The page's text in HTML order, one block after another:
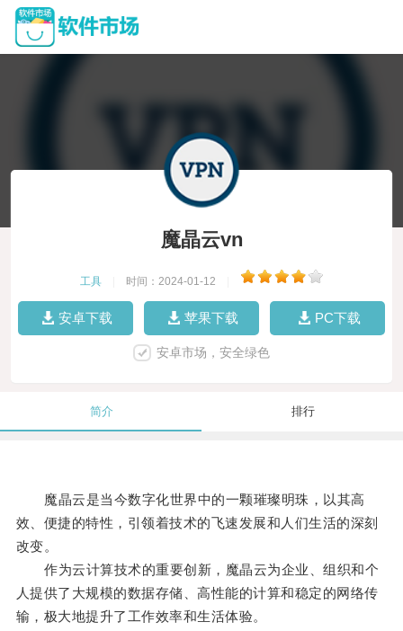
魔晶云vn
工具 时间：2024-01-12
安卓下载 苹果下载 PC下载
安卓市场，安全绿色
简介 排行
魔晶云是当今数字化世界中的一颗璀璨明珠，以其高
效、便捷的特性，引领着技术的飞速发展和人们生活的深刻
改变。
作为云计算技术的重要创新，魔晶云为企业、组织和个
人提供了大规模的数据存储、高性能的计算和稳定的网络传
输，极大地提升了工作效率和生活体验。